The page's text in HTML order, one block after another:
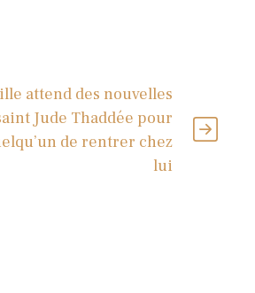
attend des nouvelles
Jude Thaddée pour
de rentrer chez
lui